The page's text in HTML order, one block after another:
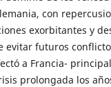
con
exorbitantes y
evitar futuros
a Francia-
prolongada los